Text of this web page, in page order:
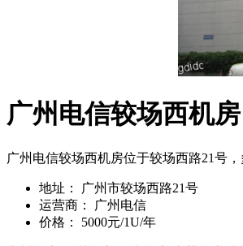
广州电信较场西机房
广州电信较场西机房位于较场西路21号
地址：
广州市较场西路21号
运营商：
广州电信
价格：
5000元/1U/年